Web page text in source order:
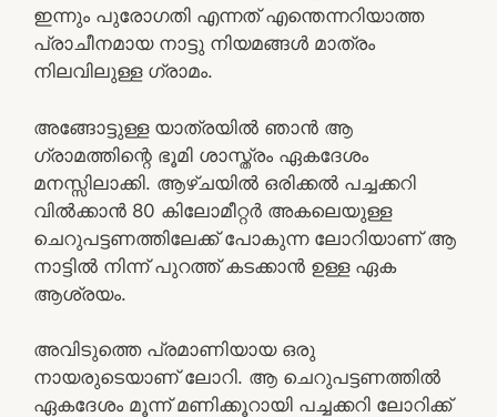
ഇന്നും പുരോഗതി എന്നത് എന്തെന്നറിയാത്ത
പ്രാചീനമായ നാട്ടു നിയമങ്ങൾ മാത്രം
നിലവിലുള്ള ഗ്രാമം.
അങ്ങോട്ടുള്ള യാത്രയിൽ ഞാൻ ആ
ഗ്രാമത്തിന്റെ ഭൂമി ശാസ്ത്രം ഏകദേശം
മനസ്സിലാക്കി. ആഴ്ചയിൽ ഒരിക്കൽ പച്ചക്കറി
വിൽക്കാൻ 80 കിലോമീറ്റർ അകലെയുള്ള
ചെറുപട്ടണത്തിലേക്ക് പോകുന്ന ലോറിയാണ് ആ
നാട്ടിൽ നിന്ന് പുറത്ത് കടക്കാൻ ഉള്ള ഏക
ആശ്രയം.
അവിടുത്തെ പ്രമാണിയായ ഒരു
നായരുടെയാണ്‌ ലോറി. ആ ചെറുപട്ടണത്തിൽ
ഏകദേശം മൂന്ന് മണിക്കൂറായി പച്ചക്കറി ലോറിക്ക്